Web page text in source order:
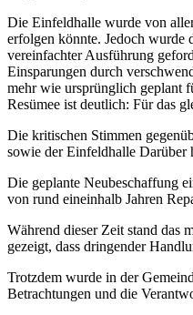
Die Einfeldhalle wurde von
erfolgen könnte. Jedoch wurde
vereinfachter Ausführung
Einsparungen durch
mehr wie ursprünglich geplant
Resümee ist deutlich: Für das
Die kritischen Stimmen
sowie der Einfeldhalle Darüber
Die geplante Neubeschaffung
von rund eineinhalb Jahren
Während dieser Zeit stand das
gezeigt, dass dringender
Trotzdem wurde in der
Betrachtungen und die